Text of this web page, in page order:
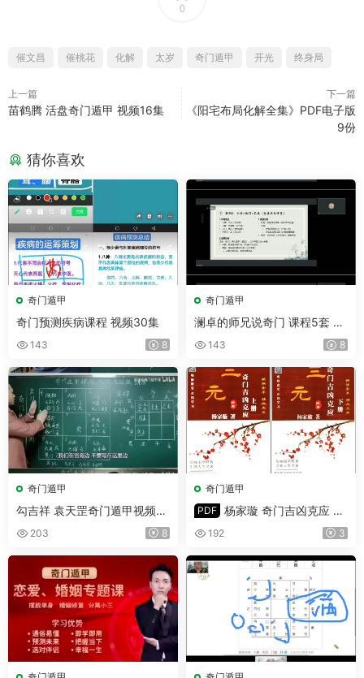
0
催文昌 催桃花 化解 太岁 奇门遁甲 开光 终身局
上一篇
苗鹤腾 活盘奇门遁甲 视频16集
下一篇
《阳宅布局化解全集》PDF电子版
9份
猜你喜欢
奇门遁甲
奇门预测疾病课程 视频30集
143 8
奇门遁甲
澜卓的师兄说奇门 课程5套 视
频+文档
143 8
奇门遁甲
勾吉祥 袁天罡奇门遁甲视频课
讲解 视频122集(带字幕)
203 8
奇门遁甲
PDF 杨家璇 奇门吉凶克应 上
下册 PDF
192 3